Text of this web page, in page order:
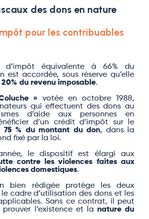
des dons en nature
pour les contribuables
d’impôt équivalente à 66% du
est accordée, sous réserve qu’elle
20% du revenu imposable.
» votée en octobre 1988,
qui effectuent des dons au
d’aide aux personnes en
d’un crédit d’impôt sur le
75 % du montant du don, dans la
fixé par la loi.
le dispositif est élargi aux
contre les violences faites aux
domestiques.
bien rédigée protège les deux
le cadre d’utilisation des dons et les
Sans ce contrat, il peut
l’existence et la nature du